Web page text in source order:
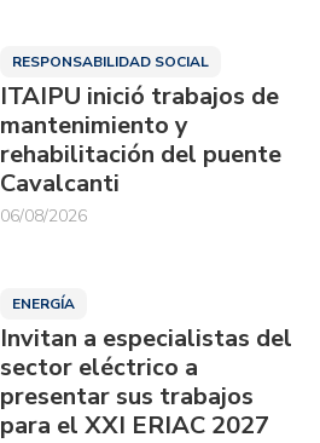
RESPONSABILIDAD SOCIAL
ITAIPU inició trabajos de
mantenimiento y
rehabilitación del puente
Cavalcanti
06/08/2026
ENERGÍA
Invitan a especialistas del
sector eléctrico a
presentar sus trabajos
para el XXI ERIAC 2027